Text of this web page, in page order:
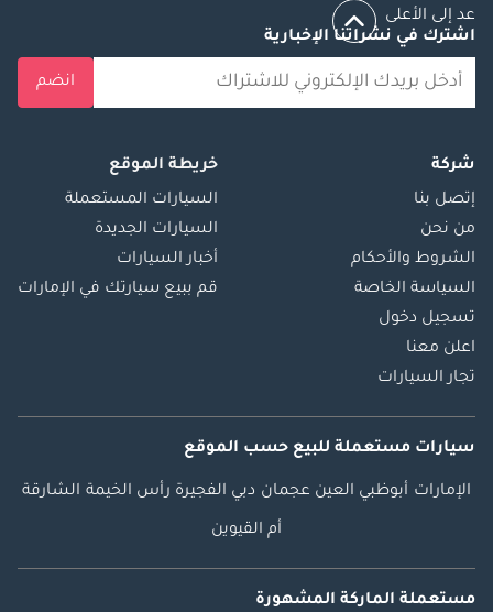
عد إلى الأعلى
اشترك في نشراتنا الإخبارية
انضم
شركة
إتصل بنا
من نحن
الشروط والأحكام
السياسة الخاصة
تسجيل دخول
اعلن معنا
تجار السيارات
خريطة الموقع
السيارات المستعملة
السيارات الجديدة
أخبار السيارات
قم ببيع سيارتك في الإمارات
سيارات مستعملة للبيع حسب الموقع
الإمارات أبوظبي العين عجمان دبي الفجيرة رأس الخيمة الشارقة
أم القيوين
مستعملة الماركة المشهورة